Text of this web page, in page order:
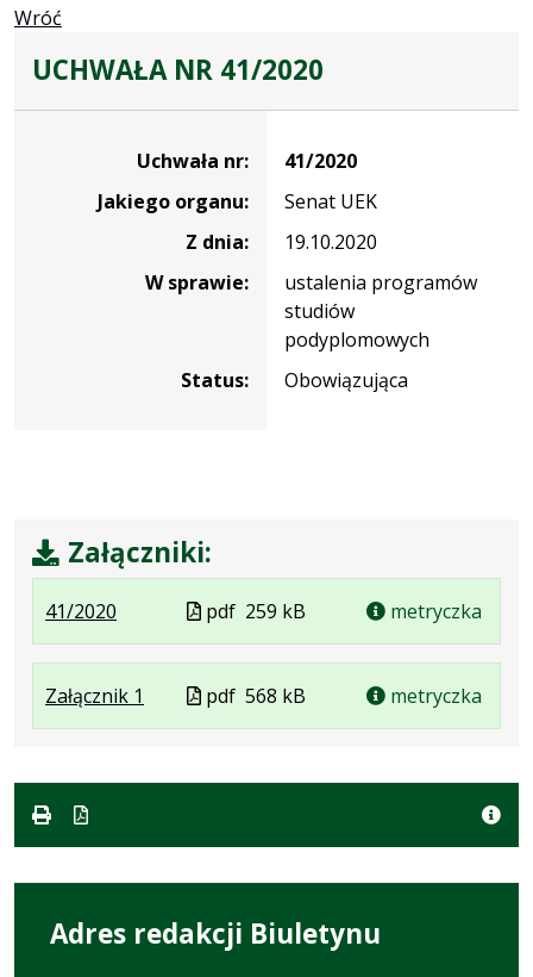
Wróć
UCHWAŁA NR 41/2020
Uchwała nr:
41/2020
Jakiego organu:
Senat UEK
Z dnia:
19.10.2020
W sprawie:
ustalenia programów
studiów
podyplomowych
Status:
Obowiązująca
Załączniki:
41/2020
Plik
w
formacie:
pdf
Rozmiar
pliku:
259
kB
Otwiera
się
w
nowej
Plik
w
formacie
pdf 259 kB metryczka
Załącznik 1
Plik
formacie:
Rozmiar
568
Otwiera
w
Plik
w
pdf 568 kB metryczka
Adres redakcji Biuletynu